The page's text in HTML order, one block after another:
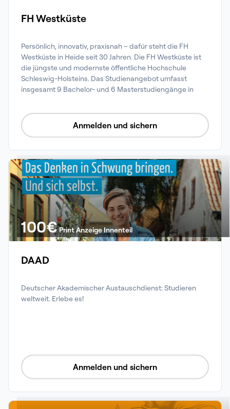
FH Westküste
Persönlich, innovativ, praxisnah – dafür steht die FH
Westküste in Heide seit 30 Jahren. Die FH Westküste ist
die jüngste und modernste öffentliche Hochschule
Schleswig-Holsteins. Das Studienangebot umfasst
insgesamt 9 Bachelor- und 6 Masterstudiengänge in
Anmelden und sichern
100€Print Anzeige Innenteil
DAAD
Deutscher Akademischer Austauschdienst: Studieren
weltweit. Erlebe es!
Anmelden und sichern